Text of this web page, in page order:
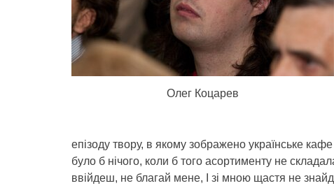
Олег Коцарев
епізоду твору, в якому зображено українське
було б нічого, коли б того асортименту не
ввійдеш, не благай мене, І зі мною щастя не